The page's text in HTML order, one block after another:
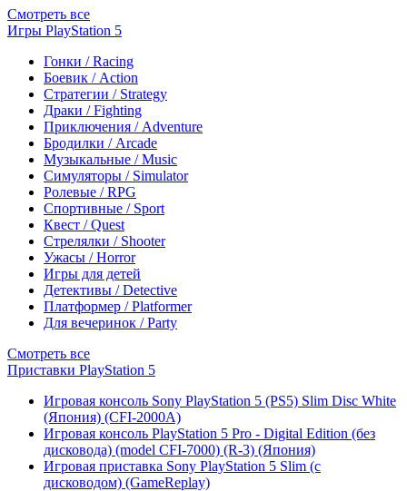
Смотреть все
Игры PlayStation 5
Гонки / Racing
Боевик / Action
Стратегии / Strategy
Драки / Fighting
Приключения / Adventure
Бродилки / Arcade
Музыкальные / Music
Симуляторы / Simulator
Ролевые / RPG
Спортивные / Sport
Квест / Quest
Стрелялки / Shooter
Ужасы / Horror
Игры для детей
Детективы / Detective
Платформер / Platformer
Для вечеринок / Party
Смотреть все
Приставки PlayStation 5
Игровая консоль Sony PlayStation 5 (PS5) Slim Disc White
(Япония) (CFI-2000A)
Игровая консоль PlayStation 5 Pro - Digital Edition (без
дисковода) (model CFI-7000) (R-3) (Япония)
Игровая приставка Sony PlayStation 5 Slim (с
дисководом) (GameReplay)